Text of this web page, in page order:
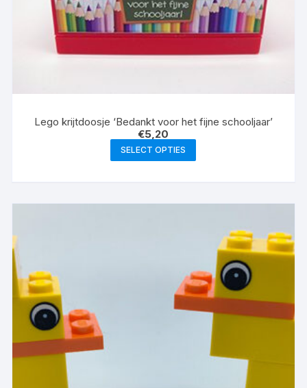
Lego krijtdoosje ‘Bedankt voor het fijne schooljaar’
€5,20
SELECT OPTIES